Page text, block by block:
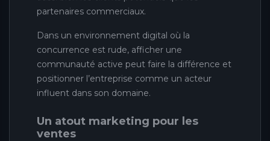
partenaires commerciaux.
Dans un environnement digital où la
concurrence est rude, afficher une
communauté active peut faire la différence et
positionner l’entreprise comme un acteur
influent dans son domaine.
Un atout marketing pour les
ventes